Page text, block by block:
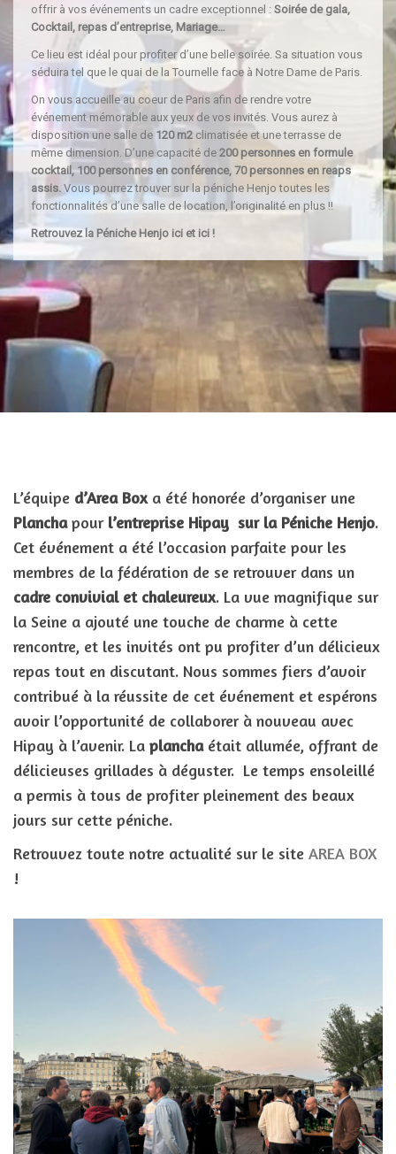
offrir à vos événements un cadre exceptionnel : Soirée de gala,
Cocktail, repas d’entreprise, Mariage…
Ce lieu est idéal pour profiter d’une belle soirée. Sa situation vous
séduira tel que le quai de la Tournelle face à Notre Dame de Paris.
On vous accueille au coeur de Paris afin de rendre votre
événement mémorable aux yeux de vos invités. Vous aurez à
disposition une salle de 120 m2 climatisée et une terrasse de
même dimension. D’une capacité de 200 personnes en formule
cocktail, 100 personnes en conférence, 70 personnes en reaps
assis. Vous pourrez trouver sur la péniche Henjo toutes les
fonctionnalités d’une salle de location, l’originalité en plus !!
Retrouvez la Péniche Henjo ici et ici !
L’équipe d’Area Box a été honorée d’organiser une
Planchapour l’entreprise Hipay sur la Péniche Henjo.
Cet événement a été l’occasion parfaite pour les
membres de la fédération de se retrouver dans un
cadre convivial et chaleureux. La vue magnifique sur
la Seine a ajouté une touche de charme à cette
rencontre, et les invités ont pu profiter d’un délicieux
repas tout en discutant. Nous sommes fiers d’avoir
contribué à la réussite de cet événement et espérons
avoir l’opportunité de collaborer à nouveau avec
Hipay à l’avenir. La planchaétait allumée, offrant de
délicieuses grillades à déguster. Le temps ensoleillé
a permis à tous de profiter pleinement des beaux
jours sur cette péniche.
Retrouvez toute notre actualité sur le site AREA BOX
!